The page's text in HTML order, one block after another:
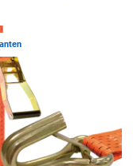
hinzufügen